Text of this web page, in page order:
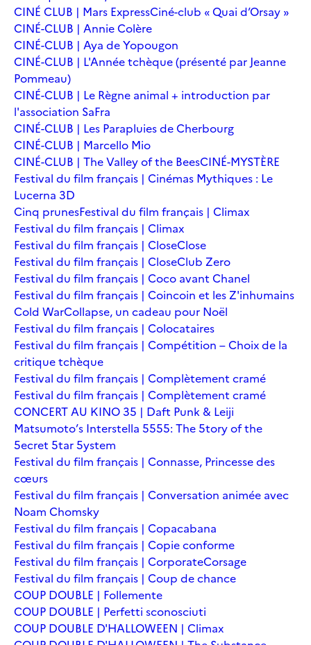
CINÉ CLUB | Mars ExpressCiné-club « Quai d’Orsay »
CINÉ-CLUB | Annie Colère
CINÉ-CLUB | Aya de Yopougon
CINÉ-CLUB | L'Année tchèque (présenté par Jeanne
Pommeau)
CINÉ-CLUB | Le Règne animal + introduction par
l'association SaFra
CINÉ-CLUB | Les Parapluies de Cherbourg
CINÉ-CLUB | Marcello Mio
CINÉ-CLUB | The Valley of the BeesCINÉ-MYSTÈRE
Festival du film français | Cinémas Mythiques : Le
Lucerna 3D
Cinq prunesFestival du film français | Climax
Festival du film français | Climax
Festival du film français | CloseClose
Festival du film français | CloseClub Zero
Festival du film français | Coco avant Chanel
Festival du film français | Coincoin et les Z'inhumains
Cold WarCollapse, un cadeau pour Noël
Festival du film français | Colocataires
Festival du film français | Compétition – Choix de la
critique tchèque
Festival du film français | Complètement cramé
Festival du film français | Complètement cramé
CONCERT AU KINO 35 | Daft Punk & Leiji
Matsumoto’s Interstella 5555: The 5tory of the
5ecret 5tar 5ystem
Festival du film français | Connasse, Princesse des
cœurs
Festival du film français | Conversation animée avec
Noam Chomsky
Festival du film français | Copacabana
Festival du film français | Copie conforme
Festival du film français | CorporateCorsage
Festival du film français | Coup de chance
COUP DOUBLE | Follemente
COUP DOUBLE | Perfetti sconosciuti
COUP DOUBLE D'HALLOWEEN | Climax